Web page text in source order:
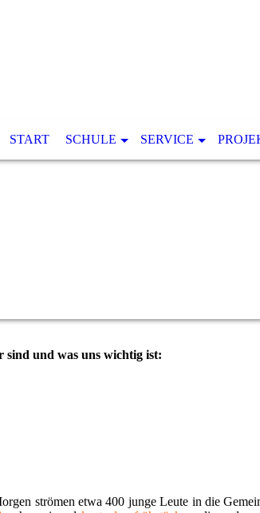
START SCHULE SERVICE
sind und was uns wichtig ist:
strömen etwa 400 junge Leute in die